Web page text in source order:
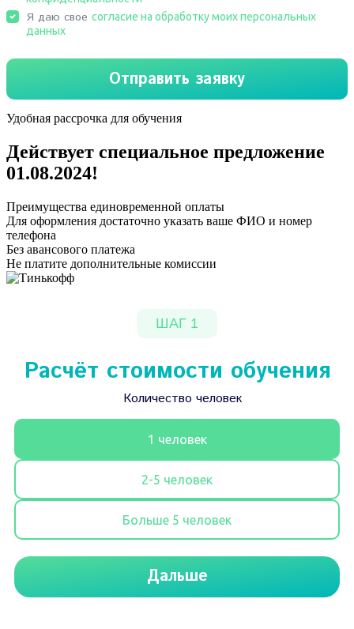
Удобная рассрочка для обучения
Действует специальное предложение
01.08.2024!
Преимущества единовременной оплаты
Для оформления достаточно указать ваше ФИО и номер
телефона
Без авансового платежа
Не платите дополнительные комиссии